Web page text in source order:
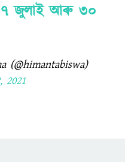
৭ জুলাই আৰু ৩০
(@himantabiswa)
2021